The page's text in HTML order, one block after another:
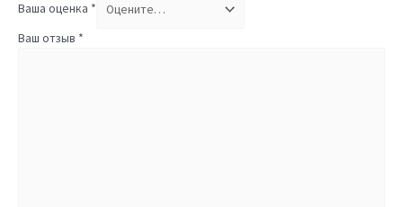
Ваша оценка *
Ваш отзыв *